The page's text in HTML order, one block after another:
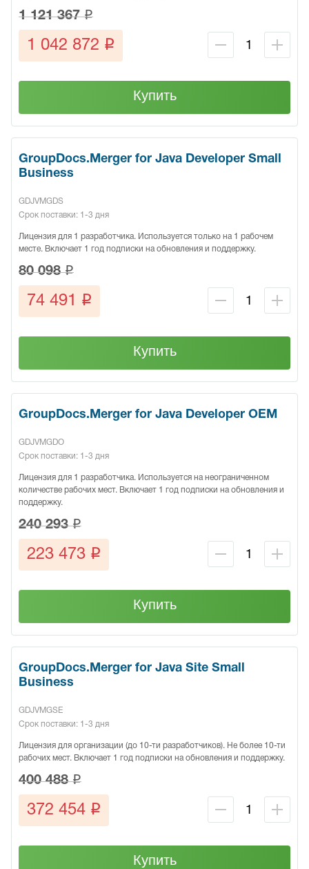
1 121 367q
1 042 872 q
Купить
GroupDocs.Merger for Java Developer Small
Business
GDJVMGDS
Срок поставки: 1-3 дня
Лицензия для 1 разработчика. Используется только на 1 рабочем
месте. Включает 1 год подписки на обновления и поддержку.
80 098q
74 491 q
Купить
GroupDocs.Merger for Java Developer OEM
GDJVMGDO
Срок поставки: 1-3 дня
Лицензия для 1 разработчика. Используется на неограниченном
количестве рабочих мест. Включает 1 год подписки на обновления и
поддержку.
240 293q
223 473 q
Купить
GroupDocs.Merger for Java Site Small
Business
GDJVMGSE
Срок поставки: 1-3 дня
Лицензия для организации (до 10-ти разработчиков). Не более 10-ти
рабочих мест. Включает 1 год подписки на обновления и поддержку.
400 488q
372 454 q
Купить